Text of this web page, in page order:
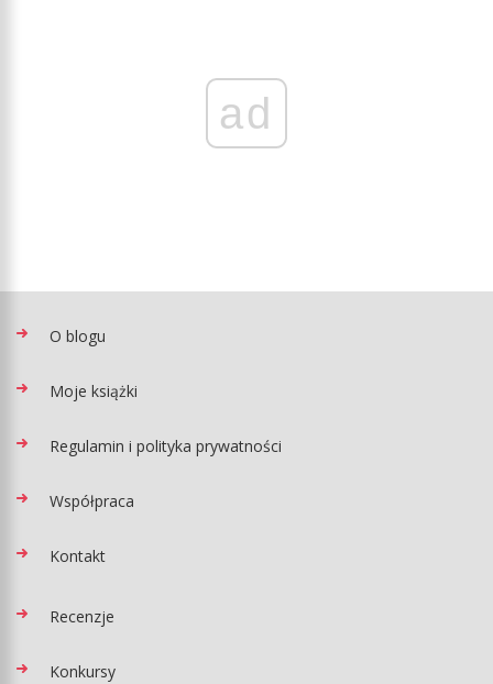
ad
O blogu
Moje książki
Regulamin i polityka prywatności
Współpraca
Kontakt
Recenzje
Konkursy